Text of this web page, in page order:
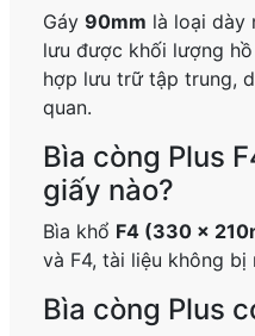
Gáy90mm là loại dày
lưu được khối lượng
hợp lưu trữ tập trung,
quan.
Bìa còng Plus
giấy nào?
Bìa khổ F4 (330 x
và F4, tài liệu không bị
Bìa còng Plus